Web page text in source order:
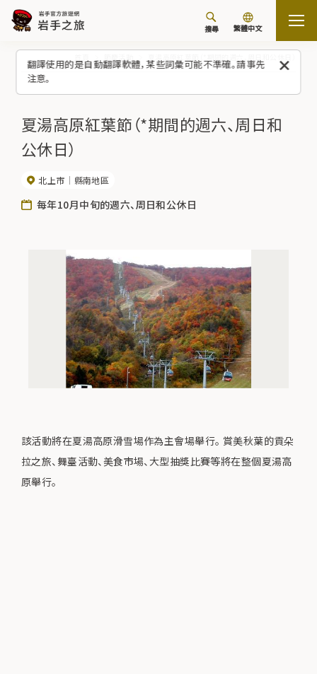
翻譯使用的是自動翻譯軟體，某些詞彙可能不準確。請事先
注意。
搜尋 繁體中文
節慶活動
夏湯高原紅葉節（*期間的週六、周日和
公休日）
北上市 縣南地區
每年10月中旬的週六、周日和公休日
該活動將在夏湯高原滑雪場作為主會場舉行。 賞美秋葉的貢朵
拉之旅、舞臺活動、美食市場、大型抽獎比賽等將在整個夏湯高
原舉行。